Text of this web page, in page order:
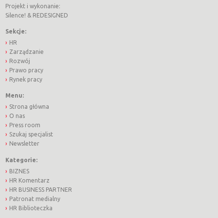
Projekt i wykonanie:
Silence! & REDESIGNED
Sekcje:
HR
Zarządzanie
Rozwój
Prawo pracy
Rynek pracy
Menu:
Strona główna
O nas
Press room
Szukaj specjalist
Newsletter
Kategorie:
BIZNES
HR Komentarz
HR BUSINESS PARTNER
Patronat medialny
HR Biblioteczka